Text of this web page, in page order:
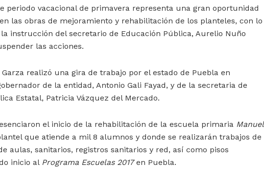
periodo vacacional de primavera representa una gran oportunidad
las obras de mejoramiento y rehabilitación de los planteles, con lo
instrucción del secretario de Educación Pública, Aurelio Nuño
las acciones.
realizó una gira de trabajo por el estado de Puebla en
de la entidad, Antonio Gali Fayad, y de la secretaria de
Estatal, Patricia Vázquez del Mercado.
el inicio de la rehabilitación de la escuela primaria Manuel
que atiende a mil 8 alumnos y donde se realizarán trabajos de
aulas, sanitarios, registros sanitarios y red, así como pisos
inicio al Programa Escuelas 2017en Puebla.